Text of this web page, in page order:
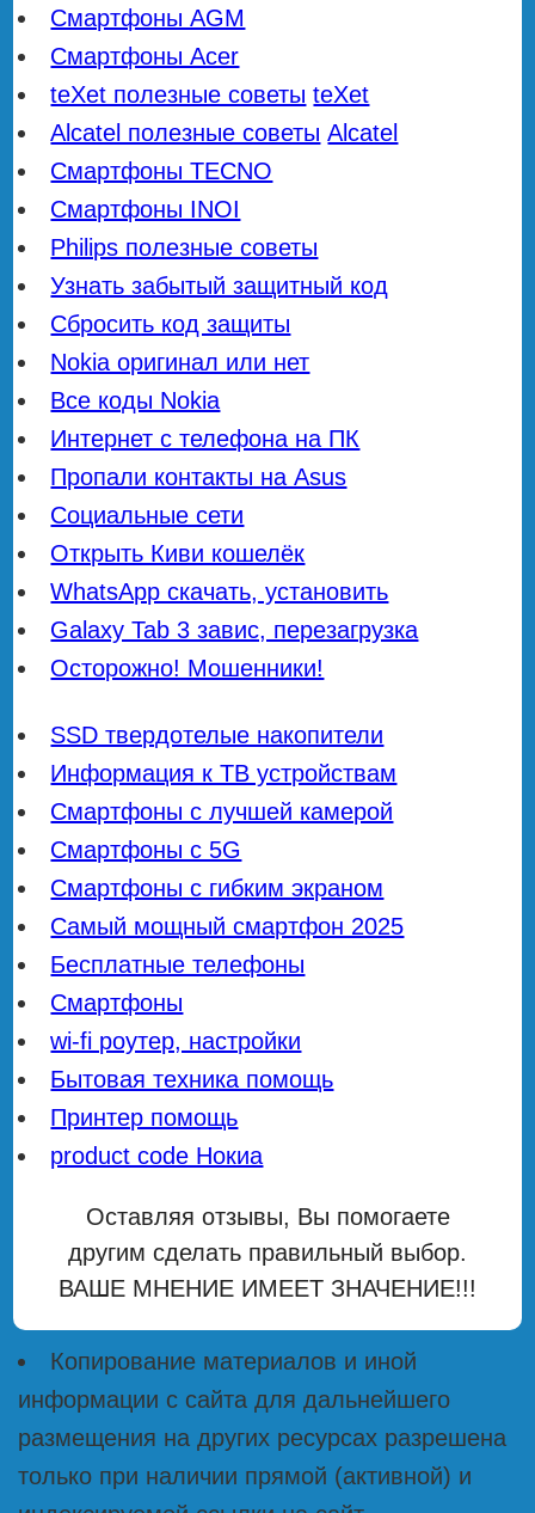
Смартфоны AGM
Смартфоны Acer
teXet полезные советы teXet
Alcatel полезные советы Alcatel
Смартфоны TECNO
Смартфоны INOI
Philips полезные советы
Узнать забытый защитный код
Сбросить код защиты
Nokia оригинал или нет
Все коды Nokia
Интернет с телефона на ПК
Пропали контакты на Asus
Социальные сети
Открыть Киви кошелёк
WhatsApp скачать, установить
Galaxy Tab 3 завис, перезагрузка
Осторожно! Мошенники!
SSD твердотелые накопители
Информация к ТВ устройствам
Смартфоны с лучшей камерой
Смартфоны с 5G
Смартфоны с гибким экраном
Самый мощный смартфон 2025
Бесплатные телефоны
Смартфоны
wi-fi роутер, настройки
Бытовая техника помощь
Принтер помощь
product code Нокиа
Оставляя отзывы, Вы помогаете
другим сделать правильный выбор.
ВАШЕ МНЕНИЕ ИМЕЕТ ЗНАЧЕНИЕ!!!
Копирование материалов и иной
информации с сайта для дальнейшего
размещения на других ресурсах разрешена
только при наличии прямой (активной) и